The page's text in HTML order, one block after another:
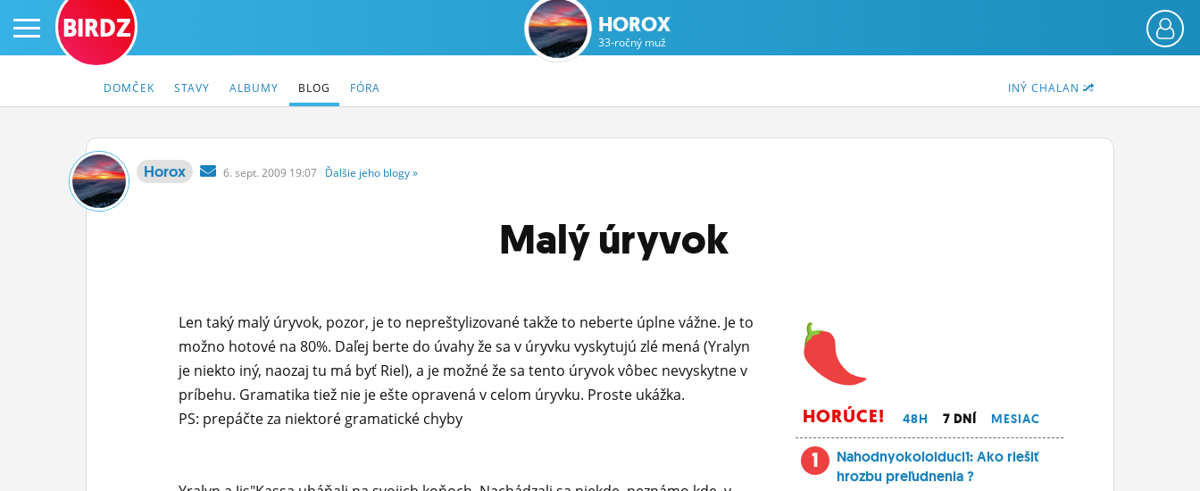
PRIHLÁS SA
BIRDZ HOROX
33-ročný muž
INÝ CHALAN
DOMČEK STAVY ALBUMY BLOG FÓRA
Horox 6. sept. 2009 19:07 Ďalšie jeho blogy»
Malý úryvok
Len taký malý úryvok, pozor, je to nepreštylizované takže to neberte úplne vážne. Je to
možno hotové na 80%. Daľej berte do úvahy že sa v úryvku vyskytujú zlé mená (Yralyn
je niekto iný, naozaj tu má byť Riel), a je možné že sa tento úryvok vôbec nevyskytne v
príbehu. Gramatika tiež nie je ešte opravená v celom úryvku. Proste ukážka.
PS: prepáčte za niektoré gramatické chyby
HORÚCE! 48H 7 DNÍ MESIAC
1
Nahodnyokoloiduci1: Ako riešiť
hrozbu preľudnenia ?